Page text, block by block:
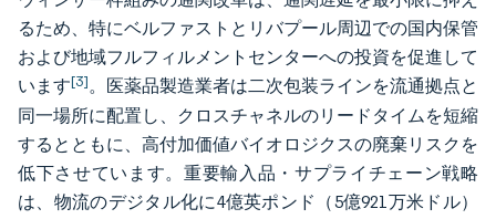
るため、特にベルファストとリバプール周辺での国内保管
および地域フルフィルメントセンターへの投資を促進して
います[3]。医薬品製造業者は二次包装ラインを流通拠点と
同一場所に配置し、クロスチャネルのリードタイムを短縮
するとともに、高付加価値バイオロジクスの廃棄リスクを
低下させています。重要輸入品・サプライチェーン戦略
は、物流のデジタル化に4億英ポンド（5億921万米ドル）